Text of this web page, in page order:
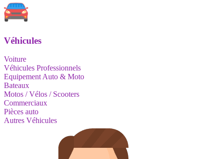
Véhicules
Voiture
Véhicules Professionnels
Equipement Auto & Moto
Bateaux
Motos / Vélos / Scooters
Commerciaux
Pièces auto
Autres Véhicules